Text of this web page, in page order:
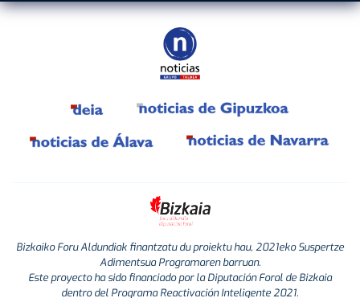
Bizkaiko Foru Aldundiak finantzatu du proiektu hau, 2021eko Suspertze
Adimentsua Programaren barruan.
Este proyecto ha sido financiado por la Diputación Foral de Bizkaia
dentro del Programa Reactivación Inteligente 2021.